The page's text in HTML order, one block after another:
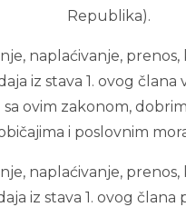
Republika).
naplaćivanje, prenos,
iz stava 1. ovog člana
ovim zakonom,
i poslovnim
naplaćivanje, prenos,
iz stava 1. ovog člana